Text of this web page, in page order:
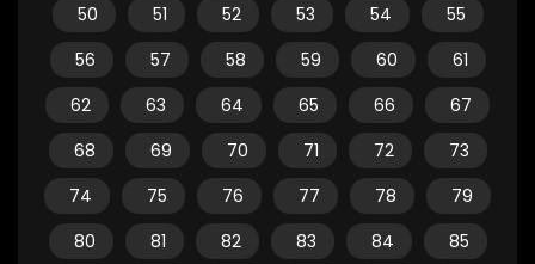
50
51 52 53 54
55
56
57 58 59 60
61
62
63 64 65 66
67
68
69 70 71 72
73
74
75 76 77 78
79
80
81 82 83 84
85